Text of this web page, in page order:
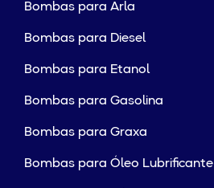
Bombas para Arla
Bombas para Diesel
Bombas para Etanol
Bombas para Gasolina
Bombas para Graxa
Bombas para Óleo Lubrificante